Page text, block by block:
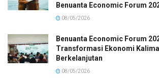
Benuanta Economic Forum
08/05/2026
Benuanta Economic Forum
Transformasi Ekonomi
Berkelanjutan
08/05/2026